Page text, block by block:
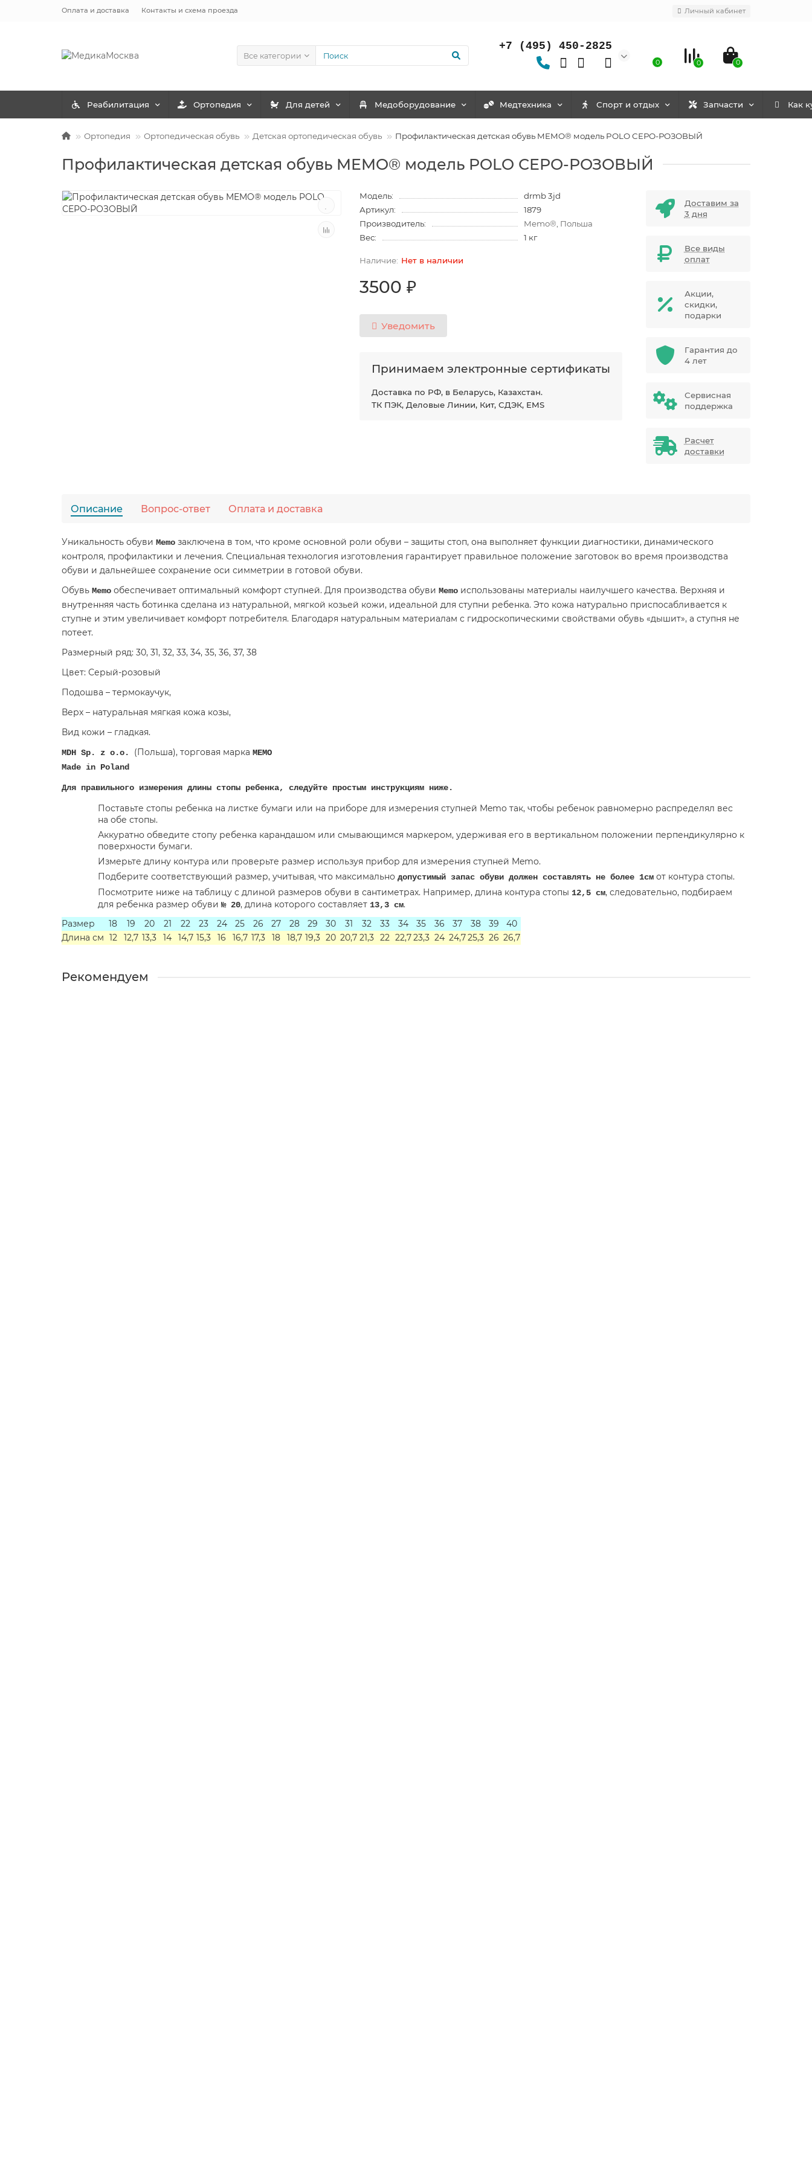
Оплата и доставка Контакты и схема проезда Личный кабинет
Все категории
+7 (495) 450-2825
0 0 0
Реабилитация Ортопедия Для детей Медоборудование Mедтехника Спорт и отдых Запчасти Как
Ортопедия Ортопедическая обувь Детская ортопедическая обувь Профилактическая детская обувь MEMO® модель POLO СЕРО-РОЗОВЫЙ
Профилактическая детская обувь MEMO® модель POLO СЕРО-РОЗОВЫЙ
Модель:
drmb 3jd
Артикул:
1879
Производитель:
Memo®, Польша
Вес:
1 кг
Нет в наличии
3500 ₽
Уведомить
Принимаем электронные сертификаты
Доставка по РФ, в Беларусь, Казахстан.
ТК ПЭК, Деловые Линии, Кит, СДЭК, EMS
Доставим за
3 дня
Все виды
оплат
Акции,
скидки,
подарки
Гарантия до
4 лет
Сервисная
поддержка
Расчет
доставки
Описание Вопрос-ответ Оплата и доставка
Уникальность обуви Memo заключена в том, что кроме основной роли обуви – защиты стоп, она выполняет функции диагностики, динамического
контроля, профилактики и лечения. Специальная технология изготовления гарантирует правильное положение заготовок во время производства
обуви и дальнейшее сохранение оси симметрии в готовой обуви.
Обувь Memo обеспечивает оптимальный комфорт ступней. Для производства обуви Memo использованы материалы наилучшего качества. Верхняя и
внутренняя часть ботинка сделана из натуральной, мягкой козьей кожи, идеальной для ступни ребенка. Это кожа натурально приспосабливается к
ступне и этим увеличивает комфорт потребителя. Благодаря натуральным материалам с гидроскопическими свойствами обувь «дышит», а ступня не
потеет.
Размерный ряд: 30, 31, 32, 33, 34, 35, 36, 37, 38
Цвет: Серый-розовый
Подошва – термокаучук,
Верх – натуральная мягкая кожа козы,
Вид кожи – гладкая.
MDH Sp. z o.o. (Польша), торговая марка MEMO
Made in Poland
Для правильного измерения длины стопы ребенка, следуйте простым инструкциям ниже.
Поставьте стопы ребенка на листке бумаги или на приборе для измерения ступней Memo так, чтобы ребенок равномерно распределял вес
на обе стопы.
Аккуратно обведите стопу ребенка карандашом или смывающимся маркером, удерживая его в вертикальном положении перпендикулярно к
поверхности бумаги.
Измерьте длину контура или проверьте размер используя прибор для измерения ступней Memo.
Подберите соответствующий размер, учитывая, что максимально допустимый запас обуви должен составлять не более 1cм от контура стопы.
Посмотрите ниже на таблицу с длиной размеров обуви в сантиметрах. Например, длина контура стопы 12,5 см, следовательно, подбираем
для ребенка размер обуви № 20, длина которого составляет 13,3 см.
Размер
18 19 20 21 22 23 24 25 26 27 28 29 30 31 32 33 34 35 36 37 38 39
40
Длина см 12 12,7 13,3 14 14,7 15,3 16 16,7 17,3 18 18,7 19,3 20 20,7 21,3 22 22,723,3 24 24,725,3 26 26,7
Рекомендуем